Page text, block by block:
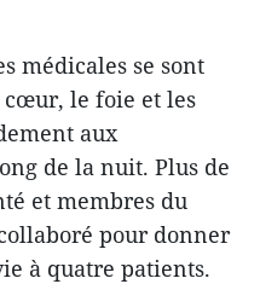
médicales se sont
le foie et les
aux
de la nuit. Plus de
et membres du
pour donner
à quatre patients.